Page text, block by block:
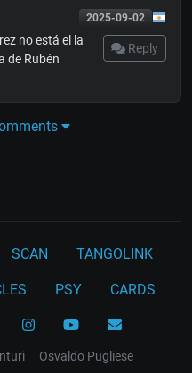
2025-09-02
Reply
no está el la
de Rubén
SCAN TANGOLINK
PSY CARDS
Osvaldo Pugliese